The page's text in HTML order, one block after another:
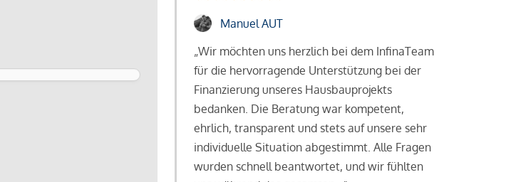
Manuel AUT
„Wir möchten uns herzlich bei dem InfinaTeam
für die hervorragende Unterstützung bei der
Finanzierung unseres Hausbauprojekts
bedanken. Die Beratung war kompetent,
ehrlich, transparent und stets auf unsere sehr
individuelle Situation abgestimmt. Alle Fragen
wurden schnell beantwortet, und wir fühlten